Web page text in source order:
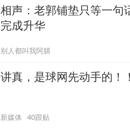
相声：老郭铺垫只等一句
完成升华
别人都叫我阿腈
讲真，是球网先动手的！
新媒体 40跟贴